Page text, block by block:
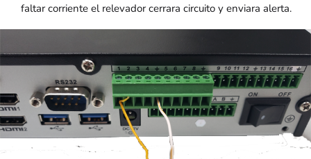
faltar corriente el relevador cerrara circuito y enviara alerta.